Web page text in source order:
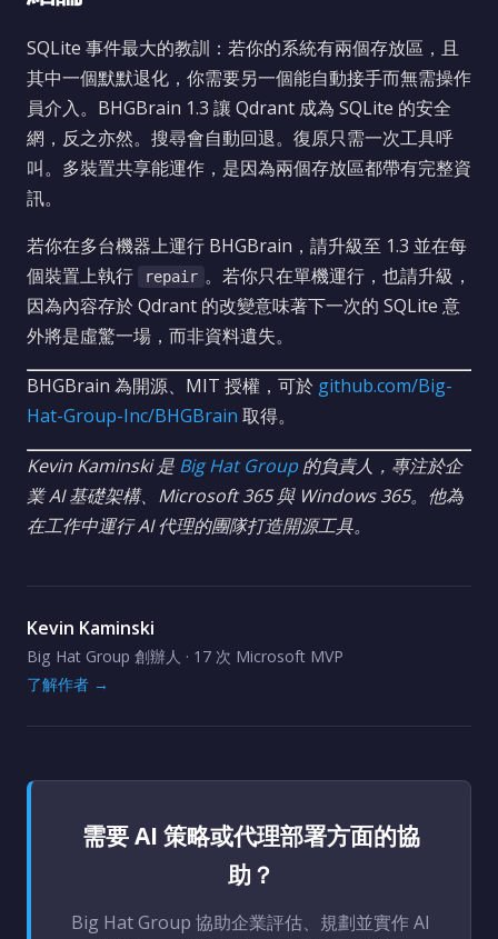
SQLite 事件最大的教訓：若你的系統有兩個存放區，且
其中一個默默退化，你需要另一個能自動接手而無需操作
員介入。BHGBrain 1.3 讓 Qdrant 成為 SQLite 的安全
網，反之亦然。搜尋會自動回退。復原只需一次工具呼
叫。多裝置共享能運作，是因為兩個存放區都帶有完整資
訊。
若你在多台機器上運行 BHGBrain，請升級至 1.3 並在每
個裝置上執行
repair 。若你只在單機運行，也請升級，
因為內容存於 Qdrant 的改變意味著下一次的 SQLite 意
外將是虛驚一場，而非資料遺失。
BHGBrain 為開源、MIT 授權，可於 github.com/Big-
Hat-Group-Inc/BHGBrain 取得。
Kevin Kaminski 是 Big Hat Group的負責人，專注於企
業 AI 基礎架構、Microsoft 365 與 Windows 365。他為
在工作中運行 AI 代理的團隊打造開源工具。
Kevin Kaminski
Big Hat Group 創辦人 · 17 次 Microsoft MVP
了解作者 →
需要 AI 策略或代理部署方面的協
助？
Big Hat Group 協助企業評估、規劃並實作 AI